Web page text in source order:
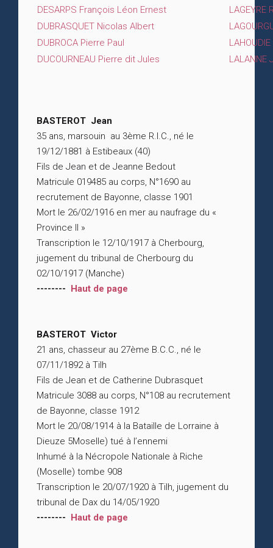
DESARPS François Léon Ernest
LAGEYRE
DUBRASQUET Nicolas Albert
DUBROCA Pierre Paul
DUCOURNEAU Pierre dit Jules
LALANNE
BASTEROT Jean
35 ans, marsouin au 3ème R.I.C., né le
19/12/1881 à Estibeaux (40)
Fils de Jean et de Jeanne Bedout
Matricule 019485 au corps, N°1690 au
recrutement de Bayonne, classe 1901
Mort le 26/02/1916 en mer au naufrage du «
Province II »
Transcription le 12/10/1917 à Cherbourg,
jugement du tribunal de Cherbourg du
02/10/1917 (Manche)
-------- Haut de page
BASTEROT Victor
21 ans, chasseur au 27ème B.C.C., né le
07/11/1892 à Tilh
Fils de Jean et de Catherine Dubrasquet
Matricule 3088 au corps, N°108 au recrutement
de Bayonne, classe 1912
Mort le 20/08/1914 à la Bataille de Lorraine à
Dieuze 5Moselle) tué à l’ennemi
Inhumé à la Nécropole Nationale à Riche
(Moselle) tombe 908
Transcription le 20/07/1920 à Tilh, jugement du
tribunal de Dax du 14/05/1920
-------- Haut de page